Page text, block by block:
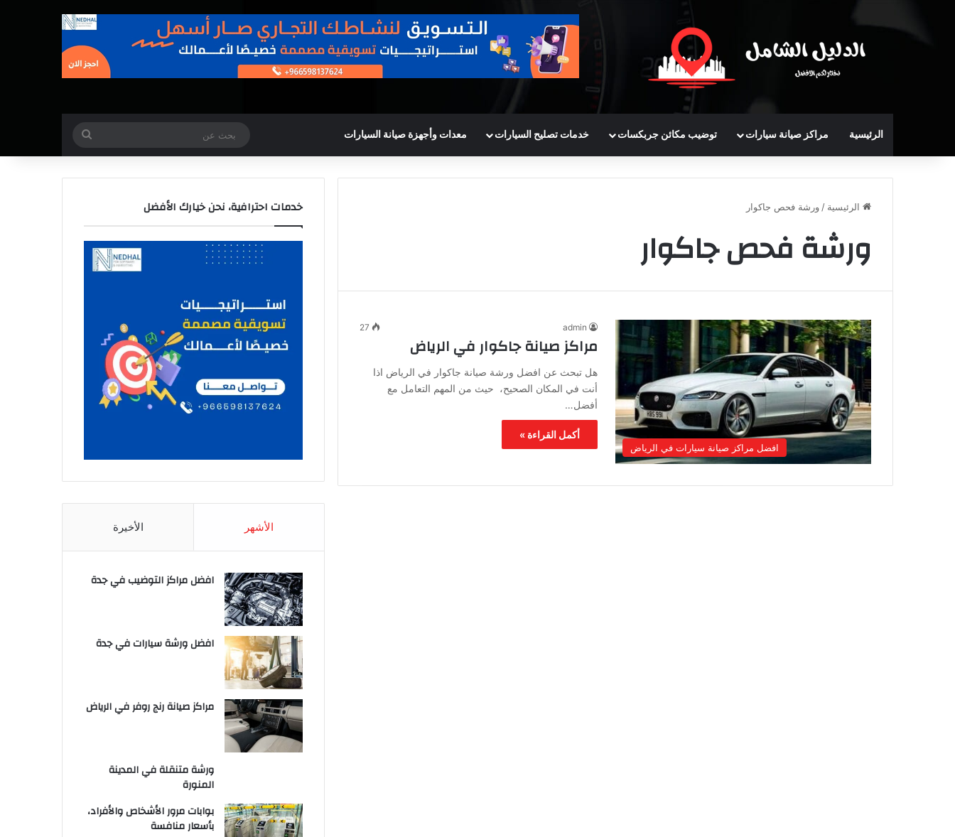
الرئيسية مراكز صيانة سيارات توضيب مكائن جربكسات خدمات تصليح السيارات معدات وأجهزة صيانة السيارات
عن
الرئيسية /ورشة فحص جاكوار
ورشة فحص جاكوار
افضل مراكز صيانة سيارات في الرياض
admin
27
مراكز صيانة جاكوار في الرياض
هل تبحث عن افضل ورشة صيانة جاكوار في الرياض اذا
أنت في المكان الصحيح، حيث من المهم التعامل مع
أفضل…
أكمل القراءة »
خدمات احترافية، نحن خيارك الأفضل
الأشهر الأخيرة
افضل مراكز التوضيب في جدة
افضل ورشة سيارات في جدة
مراكز صيانة رنج روفر في الرياض
ورشة متنقلة في المدينة
المنورة
بوابات مرور الأشخاص والأفراد،
بأسعار منافسة